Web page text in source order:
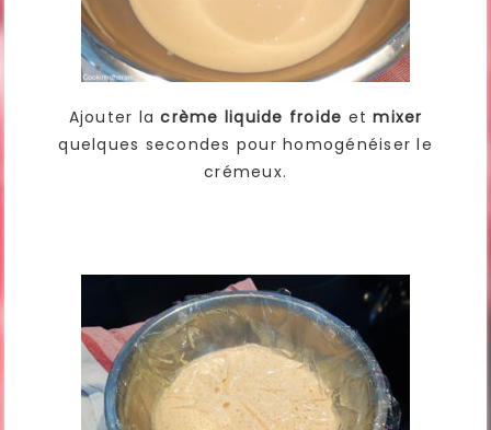
Ajouter lacrème liquide froide et mixer
quelques secondes pour homogénéiser le
crémeux.